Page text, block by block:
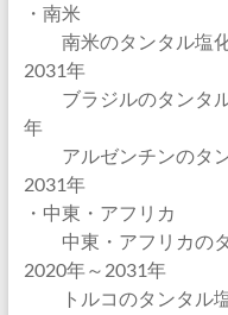
・南米
南米のタンタル塩化
2031年
ブラジルのタンタル
年
アルゼンチンのタン
2031年
・中東・アフリカ
中東・アフリカのタ
2020年～2031年
トルコのタンタル塩